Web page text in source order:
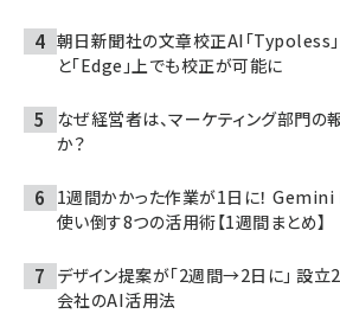
朝日新聞社の文章校正AI「Typoless」
と「Edge」上でも校正が可能に
なぜ経営者は、マーケティング部門の
か？
1週間かかった作業が1日に！
使い倒す8つの活用術【1週間まとめ】
デザイン提案が「2週間→2日に」 設
会社のAI活用法